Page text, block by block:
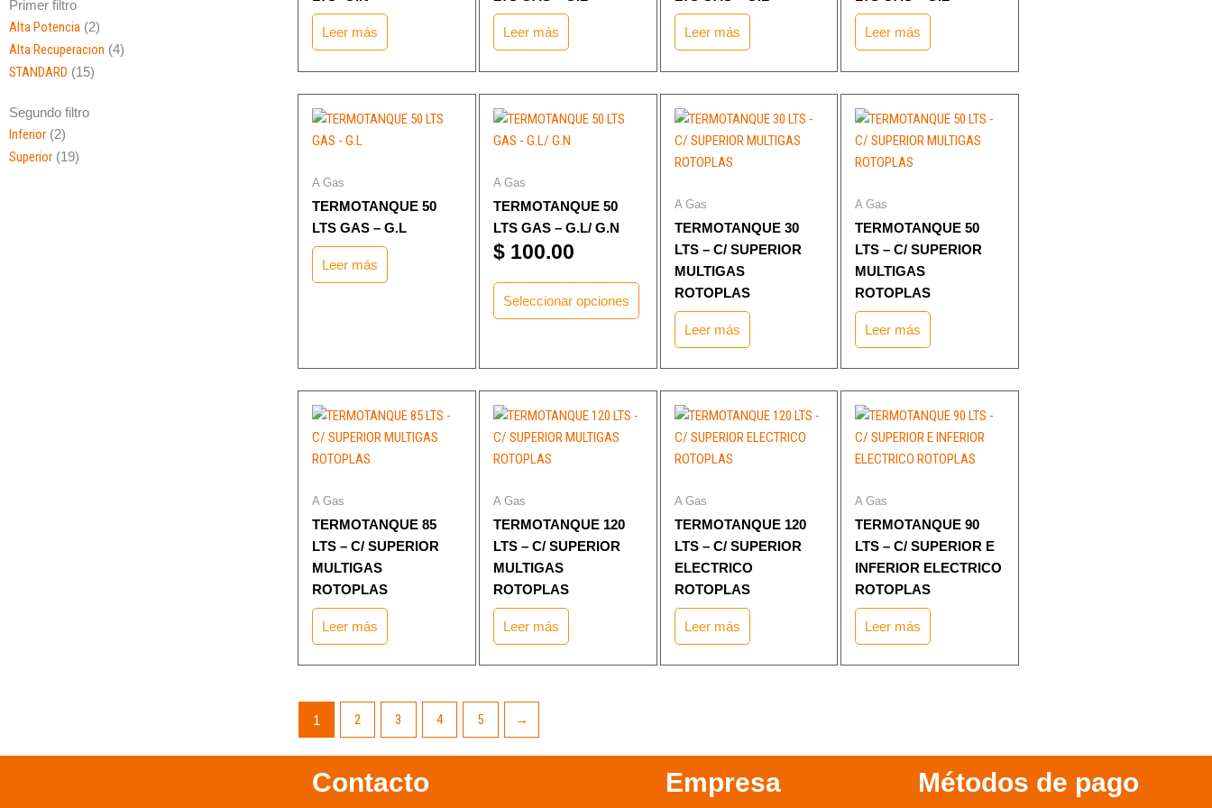
Primer filtro
Alta Potencia (2)
Alta Recuperacion (4)
STANDARD (15)
Segundo filtro
Inferior (2)
Superior (19)
Leer más Leer más Leer más Leer más
A Gas
TERMOTANQUE 50
LTS GAS – G.L
Leer más
A Gas
TERMOTANQUE 50
LTS GAS – G.L/ G.N
$100.00
Seleccionar opciones
producto
múltiples
opciones
pueden
en
producto
A Gas
TERMOTANQUE 30
LTS – C/ SUPERIOR
MULTIGAS
ROTOPLAS
Leer más
A Gas
TERMOTANQUE 50
LTS – C/ SUPERIOR
MULTIGAS
ROTOPLAS
Leer más
A Gas
TERMOTANQUE 85
LTS – C/ SUPERIOR
MULTIGAS
ROTOPLAS
Leer más
A Gas
TERMOTANQUE 120
LTS – C/ SUPERIOR
MULTIGAS
ROTOPLAS
Leer más
A Gas
TERMOTANQUE 120
LTS – C/ SUPERIOR
ELECTRICO
ROTOPLAS
Leer más
A Gas
TERMOTANQUE 90
LTS – C/ SUPERIOR E
INFERIOR ELECTRICO
ROTOPLAS
Leer más
1 2 3 4 5 →
Contacto Empresa Métodos de pago